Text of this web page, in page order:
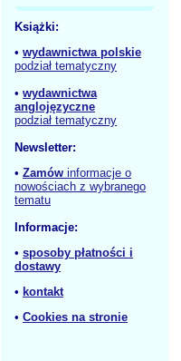
Książki:
• wydawnictwa polskie
podział tematyczny
• wydawnictwa
anglojęzyczne
podział tematyczny
Newsletter:
• Zamów informacje o
nowościach z wybranego
tematu
Informacje:
• sposoby płatności i
dostawy
• kontakt
• Cookies na stronie